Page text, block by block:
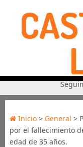
Inicio> General >
por el fallecimiento
edad de 35 años.